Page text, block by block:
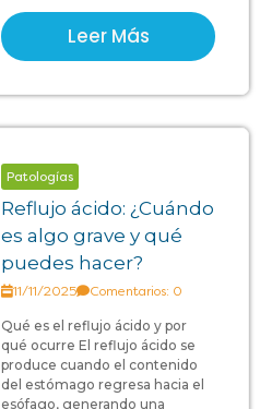
Leer Más
Patologías
Reflujo ácido: ¿Cuándo
es algo grave y qué
puedes hacer?
11/11/2025 Comentarios: 0
Qué es el reflujo ácido y por
qué ocurre El reflujo ácido se
produce cuando el contenido
del estómago regresa hacia el
esófago, generando una